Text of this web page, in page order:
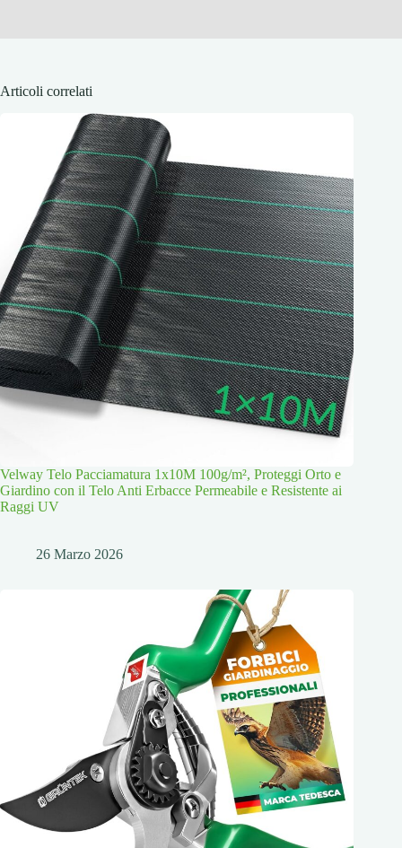
Articoli correlati
Velway Telo Pacciamatura 1x10M 100g/m², Proteggi Orto e
Giardino con il Telo Anti Erbacce Permeabile e Resistente ai
Raggi UV
26 Marzo 2026